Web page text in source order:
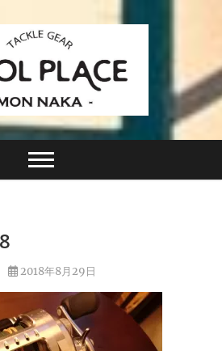
GEAR
PLACE ツー
ッシングショップ「ツールプレイ
門前仲町に近日オープン！
2018年8月29日